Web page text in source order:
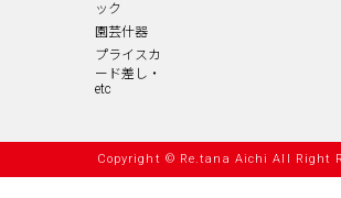
ック
園芸什器
プライスカ
ード差し・
etc
Copyright © Re.tana Aichi All Right